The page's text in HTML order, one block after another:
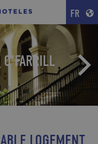
FR
O'FARRILL
LOGEMENT